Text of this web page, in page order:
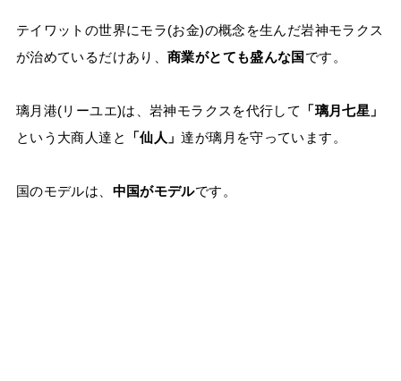
テイワットの世界にモラ(お金)の概念を生んだ岩神モラクス
が治めているだけあり、商業がとても盛んな国 です。
璃月港(リーユエ)は、岩神モラクスを代行して
「璃月七星」
という大商人達と
「仙人」達が璃月を守っています。
国のモデルは、 中国がモデルです。